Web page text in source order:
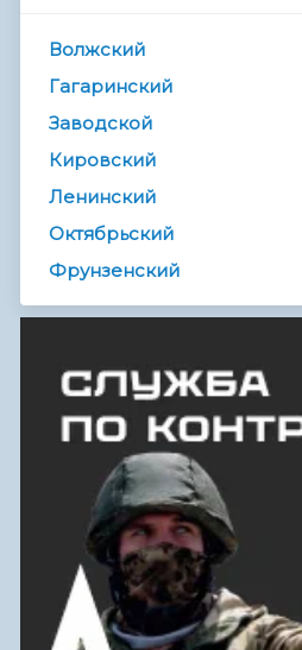
Волжский
Гагаринский
Заводской
Кировский
Ленинский
Октябрьский
Фрунзенский